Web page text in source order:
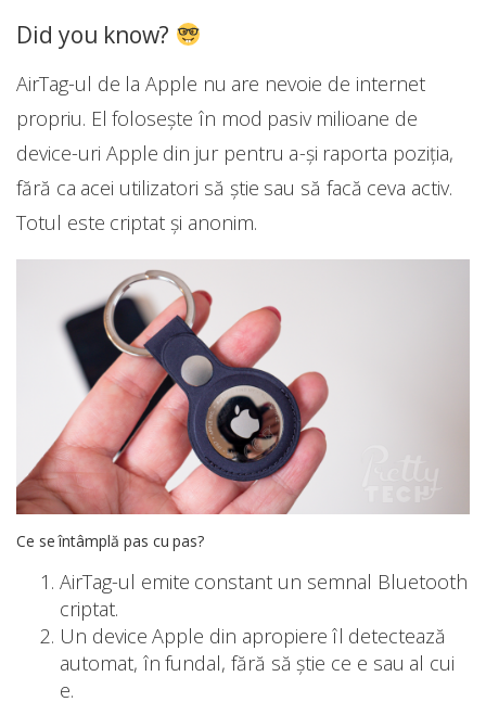
Did you know?
AirTag-ul de la Apple nu are nevoie de internet
propriu. El folosește în mod pasiv milioane de
device-uri Apple din jur pentru a-și raporta poziția,
fără ca acei utilizatori să știe sau să facă ceva activ.
Totul este criptat și anonim.
Ce se întâmplă pas cu pas?
AirTag-ul emite constant un semnal Bluetooth
criptat.
Un device Apple din apropiere îl detectează
automat, în fundal, fără să știe ce e sau al cui
e.